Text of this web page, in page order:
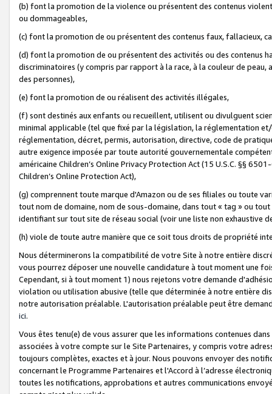
(b) font la promotion de la violence ou présentent des contenus
ou dommageables,
(c) font la promotion de ou présentent des contenus faux, fallacieux,
(d) font la promotion de ou présentent des activités ou des contenus
discriminatoires (y compris par rapport à la race, à la couleur de
des personnes),
(e) font la promotion de ou réalisent des activités illégales,
(f) sont destinés aux enfants ou recueillent, utilisent ou divulguent
minimal applicable (tel que fixé par la législation, la réglementation
réglementation, décret, permis, autorisation, directive, code de
autre exigence imposée par toute autorité gouvernementale
américaine Children’s Online Privacy Protection Act (15 U.S.C. §§
Children’s Online Protection Act),
(g) comprennent toute marque d'Amazon ou de ses filiales ou toute
tout nom de domaine, nom de sous-domaine, dans tout « tag » ou
identifiant sur tout site de réseau social (voir une liste non exhaustive
(h) viole de toute autre manière que ce soit tous droits de propriété
Nous déterminerons la compatibilité de votre Site à notre entière
vous pourrez déposer une nouvelle candidature à tout moment une
Cependant, si à tout moment 1) nous rejetons votre demande
violation ou utilisation abusive (telle que déterminée à notre entière
notre autorisation préalable. L'autorisation préalable peut être
ici.
Vous êtes tenu(e) de vous assurer que les informations contenues
associées à votre compte sur le Site Partenaires, y compris votre
toujours complètes, exactes et à jour. Nous pouvons envoyer des
concernant le Programme Partenaires et l'Accord à l’adresse
toutes les notifications, approbations et autres communications